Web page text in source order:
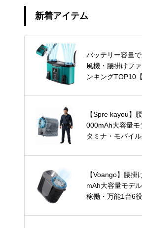
新着アイテム
バッテリー容量
風機・腰掛けフ
ンキングTOP10
【Spre kayou】
000mAh大容量モ
タミナ・モバイ
【Voango】腰
mAh大容量モデ
稼働・万能1台6役